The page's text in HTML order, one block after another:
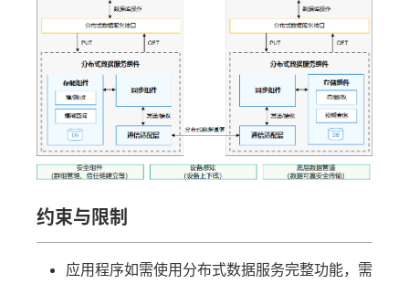
约束与限制
应用程序如需使用分布式数据服务完整功能，需